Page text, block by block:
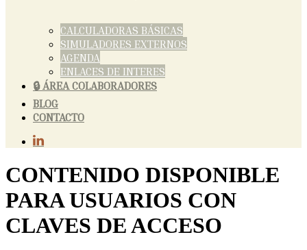
CALCULADORAS BÁSICAS
SIMULADORES EXTERNOS
AGENDA
ENLACES DE INTERES
🔒 ÁREA COLABORADORES
BLOG
CONTACTO
CONTENIDO DISPONIBLE
PARA USUARIOS CON
CLAVES DE ACCESO